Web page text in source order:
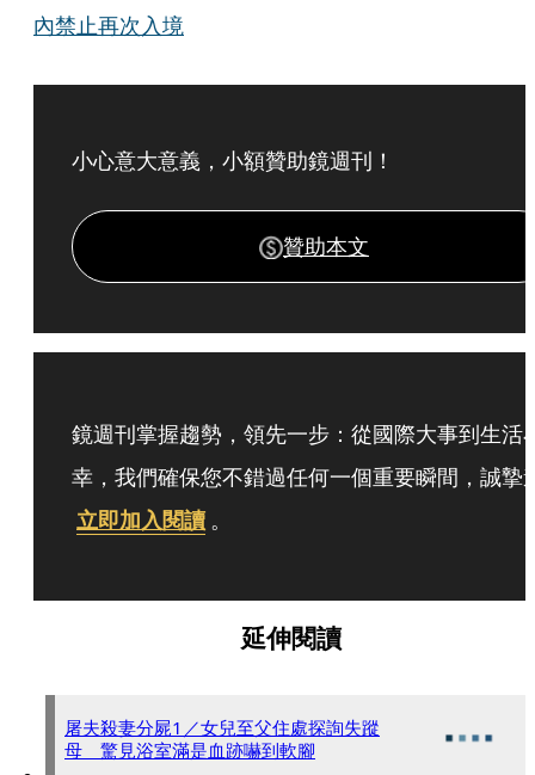
內禁止再次入境
小心意大意義，小額贊助鏡週刊！
贊助本文
鏡週刊掌握趨勢，領先一步：從國際大事到生活
幸，我們確保您不錯過任何一個重要瞬間，誠摯
立即加入閱讀 。
延伸閱讀
屠夫殺妻分屍1／女兒至父住處探詢失蹤
母 驚見浴室滿是血跡嚇到軟腳